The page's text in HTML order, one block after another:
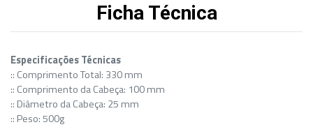
Ficha Técnica
Especificações Técnicas
:: Comprimento Total: 330 mm
:: Comprimento da Cabeça: 100 mm
:: Diâmetro da Cabeça: 25 mm
:: Peso: 500g